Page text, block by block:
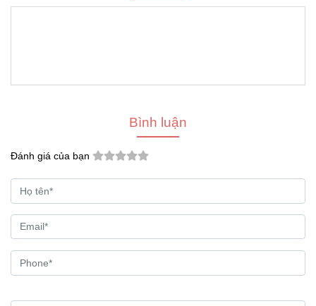
Bình luận
Đánh giá của bạn